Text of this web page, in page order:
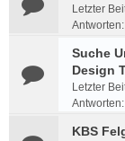
Letzter
Antworten:
Suche
Design
Letzter
Antworten:
KBS